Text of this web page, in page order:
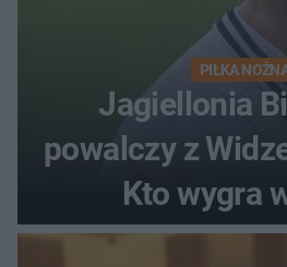
PIŁKA
Jagiellonia
powalczy z
Kto wygra